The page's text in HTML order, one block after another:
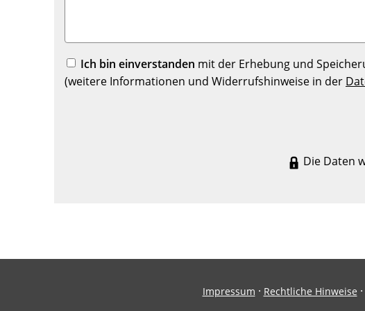
Ich bin einverstanden mit der Erhebung und
(weitere Informationen und Widerrufshinweise in der
Die Daten
Impressum · Rechtliche Hinweise ·